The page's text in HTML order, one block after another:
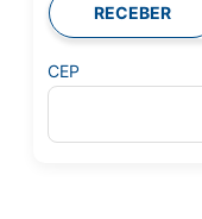
RECEBER
CEP